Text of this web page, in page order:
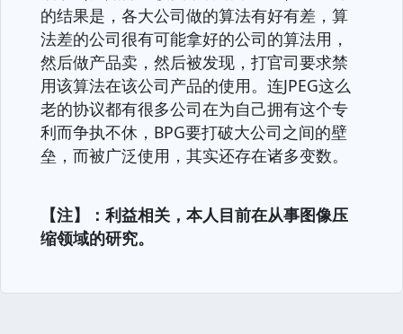
的结果是，各大公司做的算法有好有差，算
法差的公司很有可能拿好的公司的算法用，
然后做产品卖，然后被发现，打官司要求禁
用该算法在该公司产品的使用。连JPEG这么
老的协议都有很多公司在为自己拥有这个专
利而争执不休，BPG要打破大公司之间的壁
垒，而被广泛使用，其实还存在诸多变数。
【注】：利益相关，本人目前在从事图像压
缩领域的研究。